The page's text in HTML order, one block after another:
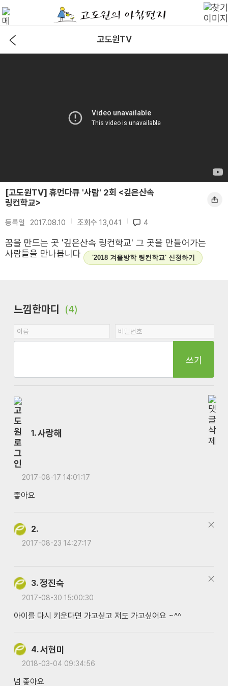
고도원TV
[고도원TV] 휴먼다큐 '사람' 2회 <깊은산속
링컨학교>
등록일 2017.08.10 조회수 13,041 4
꿈을 만드는 곳 '깊은산속 링컨학교' 그 곳을 만들어가는
사람들을 만나봅니다
'2018 겨울방학 링컨학교' 신청하기
느낌한마디 (4)
쓰기
1.사랑해
2017-08-17 14:01:17
좋아요
2.
2017-08-23 14:27:17
3.정진숙
2017-08-30 15:00:30
아이를 다시 키운다면 가고싶고 저도 가고싶어요 ~^^
4.서현미
2018-03-04 09:34:56
넘 좋아요